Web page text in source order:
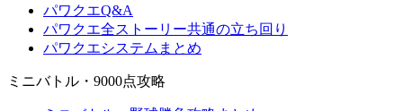
パワクエQ&A
パワクエ全ストーリー共通の立ち回り
パワクエシステムまとめ
ミニバトル・9000点攻略